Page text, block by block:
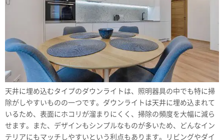
天井に埋め込むタイプのダウンライトは、照明器具の中でも特に掃
除がしやすいものの一つです。ダウンライトは天井に埋め込まれて
いるため、表面にホコリが溜まりにくく、掃除の頻度を大幅に減ら
せます。また、デザインもシンプルなものが多いため、どんなイン
テリアにもマッチしやすいという利点もあります。リビングやダイ